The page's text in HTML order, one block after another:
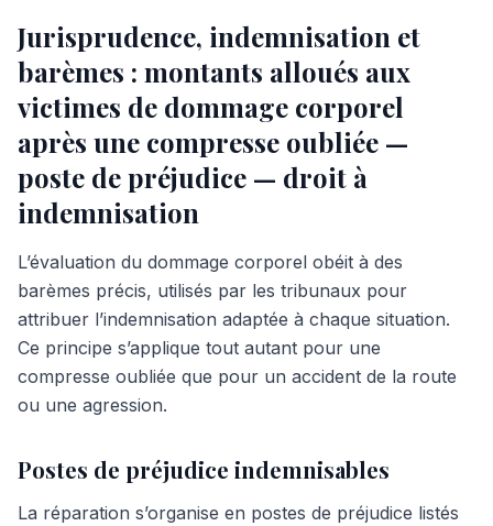
Jurisprudence, indemnisation et
barèmes : montants alloués aux
victimes de dommage corporel
après une compresse oubliée —
poste de préjudice — droit à
indemnisation
L’évaluation du dommage corporel obéit à des
barèmes précis, utilisés par les tribunaux pour
attribuer l’indemnisation adaptée à chaque situation.
Ce principe s’applique tout autant pour une
compresse oubliée que pour un accident de la route
ou une agression.
Postes de préjudice indemnisables
La réparation s’organise en postes de préjudice listés